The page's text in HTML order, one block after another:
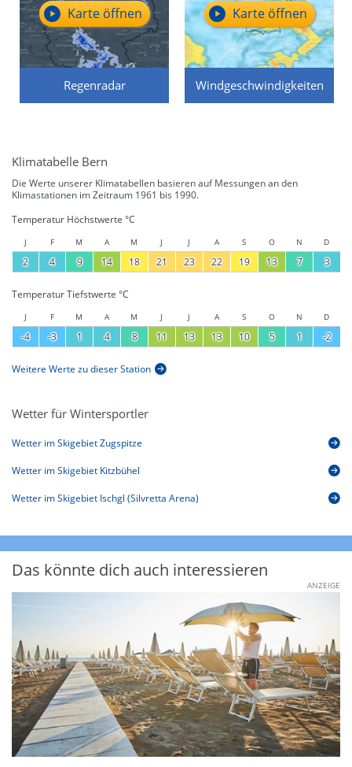
Regenradar
Karte öffnen
Windgeschwindigkeiten
Karte öffnen
Klimatabelle Bern
Die Werte unserer Klimatabellen basieren auf Messungen an den
Klimastationen im Zeitraum 1961 bis 1990.
Temperatur Höchstwerte °C
J F M A M J J A S O N D
2 4 9 14 18 21 23 22 19 13 7 3
Temperatur Tiefstwerte °C
J F M A M J J A S O N D
-4 -3 1 4 8 11 13 13 10 5 1 -2
Weitere Werte zu dieser Station
Wetter für Wintersportler
Wetter im Skigebiet Zugspitze
Wetter im Skigebiet Kitzbühel
Wetter im Skigebiet Ischgl (Silvretta Arena)
Das könnte dich auch interessieren
ANZEIGE